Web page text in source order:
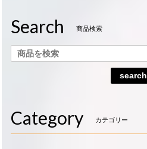
Search 商品検索
search
Category カテゴリー